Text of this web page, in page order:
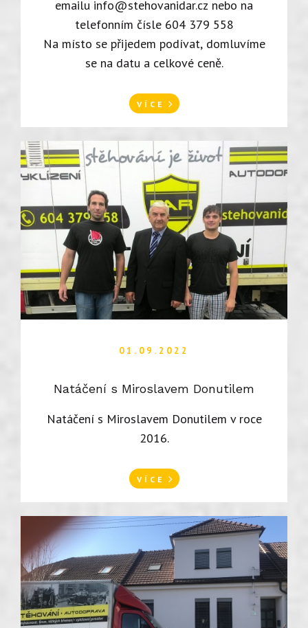
emailu info@stehovanidar.cz nebo na
telefonním čísle 604 379 558
Na místo se přijedem podívat, domluvíme
se na datu a celkové ceně.
VÍCE
01.09.2022
Natáčení s Miroslavem Donutilem
Natáčení s Miroslavem Donutilem v roce
2016.
VÍCE